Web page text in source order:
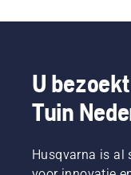
U
Tuin
Husqvarna is al